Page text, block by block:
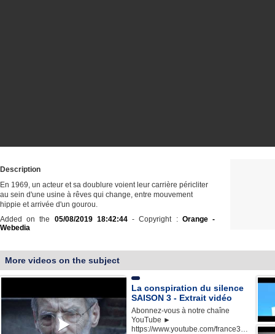
Description
En 1969, un acteur et sa doublure voient leur carrière péricliter
au sein d'une usine à rêves qui change, entre mouvement
hippie et arrivée d'un gourou.
Added on the 05/08/2019 18:42:44- Copyright : Orange -
Webedia
More videos on the subject
La conspiration du silence
SAISON 3 - Extrait vidéo
Abonnez-vous à notre chaîne
YouTube ►
https://www.youtube.com/france3…